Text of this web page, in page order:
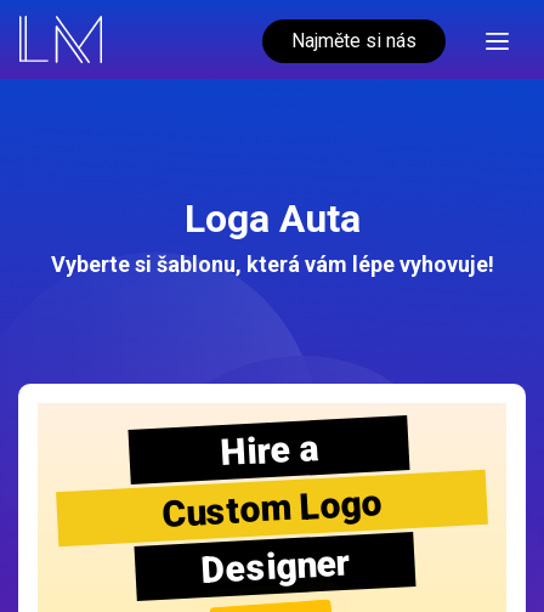
Najměte si nás
Loga Auta
Vyberte si šablonu, která vám lépe vyhovuje!
Hire a
Custom Logo
Designer